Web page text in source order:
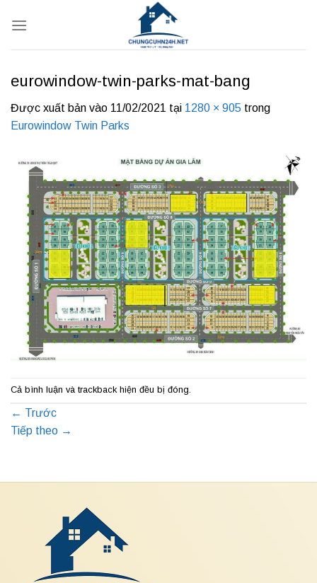
qua
eurowindow-twin-parks-mat-bang
Được xuất bản vào 11/02/2021 tại 1280 × 905 trong
Eurowindow Twin Parks
Cả bình luận và trackback hiện đều bị đóng.
← Trước
Tiếp theo →